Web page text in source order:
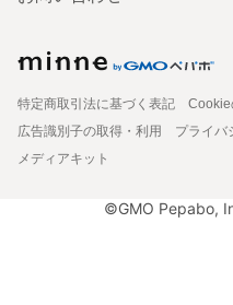
特定商取引法に基づく表記
Cookie
広告識別子の取得・利用
プライバ
メディアキット
©GMO Pepabo,